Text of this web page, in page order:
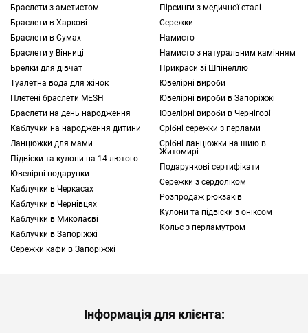
прикраси, які легко поєднуються між собою,
дозволяючи створювати унікальні сети.
Якщо ви плануєте купити браслет у Києві,
наш асортимент запропонує вам
оригінальні дизайнерські рішення, від
класики до авангарду.
Історія та еволюція аксесуара
Браслети на зап'ястя використовувалися як
прикраси ще в глибоку давнину, зокрема
жінками Стародавньої Греції та Риму.
Археологічні знахідки підтверджують, що
ще тисячі років тому люди прагнули
прикрашати себе виробами із золота,
інкрустованими дорогоцінними каменями.
тренди увійшли мінімалістичні ювелірні
Браслети з аметистом
Браслети в Харкові
Браслети в Сумах
Браслети у Вінниці
Брелки для дівчат
Туалетна вода для жінок
Плетені браслети MESH
Браслети на день народження
Каблучки на народження дитини
Ланцюжки для мами
Підвіски та кулони на 14 лютого
Ювелірні подарунки
Каблучки в Черкасах
Каблучки в Чернівцях
Каблучки в Миколаєві
Каблучки в Запоріжжі
Сережки кафи в Запоріжжі
Пірсинги з медичної сталі
Сережки
Намисто
Намисто з натуральним камінням
Прикраси зі Шпінеллю
Ювелірні вироби
Ювелірні вироби в Запоріжжі
Ювелірні вироби в Чернігові
Срібні сережки з перлами
Срібні ланцюжки на шию в
Житомирі
Подарункові сертифікати
Сережки з сердоліком
Розпродаж рюкзаків
Кулони та підвіски з оніксом
Кольє з перламутром
Інформація для клієнта: